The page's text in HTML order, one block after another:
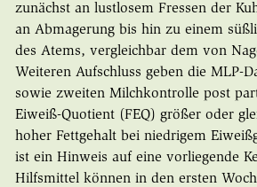
zunächst an lustlosem Fressen der
an Abmagerung bis hin zu einem
des Atems, vergleichbar dem von
Weiteren Aufschluss geben die MLP-
sowie zweiten Milchkontrolle post
Eiweiß-Quotient (FEQ) größer oder
hoher Fettgehalt bei niedrigem
ist ein Hinweis auf eine vorliegende
Hilfsmittel können in den ersten